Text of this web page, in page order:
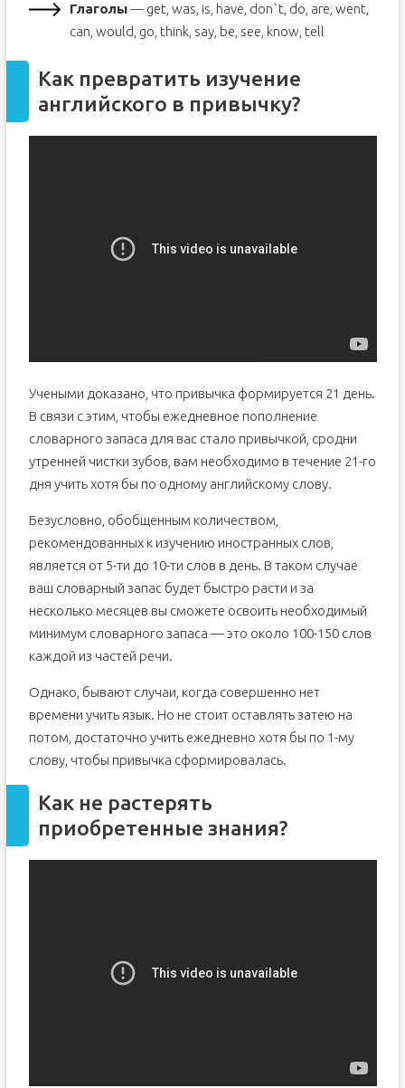
Глаголы— get, was, is, have, don`t, do, are, went,
can, would, go, think, say, be, see, know, tell
Как превратить изучение
английского в привычку?
Учеными доказано, что привычка формируется 21 день.
В связи с этим, чтобы ежедневное пополнение
словарного запаса для вас стало привычкой, сродни
утренней чистки зубов, вам необходимо в течение 21-го
дня учить хотя бы по одному английскому слову.
Безусловно, обобщенным количеством,
рекомендованных к изучению иностранных слов,
является от 5-ти до 10-ти слов в день. В таком случае
ваш словарный запас будет быстро расти и за
несколько месяцев вы сможете освоить необходимый
минимум словарного запаса — это около 100-150 слов
каждой из частей речи.
Однако, бывают случаи, когда совершенно нет
времени учить язык. Но не стоит оставлять затею на
потом, достаточно учить ежедневно хотя бы по 1-му
слову, чтобы привычка сформировалась.
Как не растерять
приобретенные знания?